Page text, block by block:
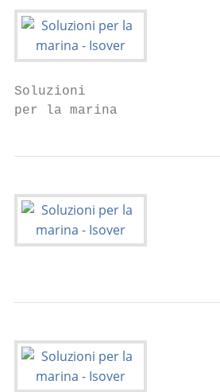
Soluzioni
per la marina